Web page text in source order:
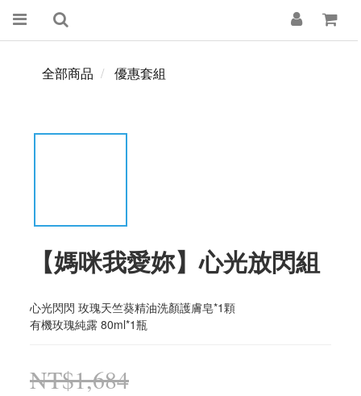
全部商品 優惠套組
【媽咪我愛妳】心光放閃組
心光閃閃 玫瑰天竺葵精油洗顏護膚皂*1顆
有機玫瑰純露 80ml*1瓶
NT$1,684